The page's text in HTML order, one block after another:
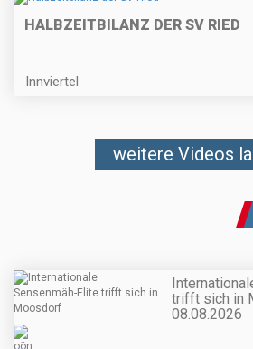
HALBZEITBILANZ DER SV RIED
Innviertel
weitere Videos
trifft sich in
08.08.2026